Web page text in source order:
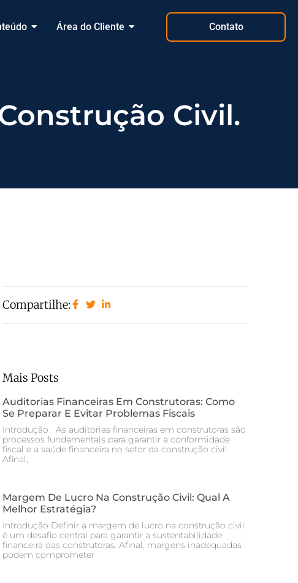
Área do Cliente Contato
Civil.
Compartilhe:
Mais Posts
Auditorias Financeiras Em Construtoras: Como
Se Preparar E Evitar Problemas Fiscais
Introdução As auditorias financeiras em construtoras são
processos fundamentais para garantir a conformidade
fiscal e a saúde financeira no setor da construção civil.
Afinal,
Margem De Lucro Na Construção Civil: Qual A
Melhor Estratégia?
Introdução Definir a margem de lucro na construção civil
é um desafio central para garantir a sustentabilidade
financeira das construtoras. Afinal, margens inadequadas
podem comprometer